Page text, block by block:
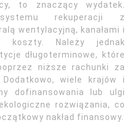
to znaczący wydatek.
rekuperacji z
wentylacyjną, kanałami i
koszty. Należy jednak
długoterminowe, które
niższe rachunki za
wiele krajów i
dofinansowania lub ulgi
rozwiązania, co
nakład finansowy.